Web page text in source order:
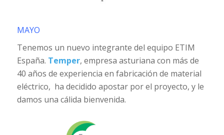
MAYO
Tenemos un nuevo integrante del equipo ETIM
España. Temper, empresa asturiana con más de
40 años de experiencia en fabricación de material
eléctrico, ha decidido apostar por el proyecto, y le
damos una cálida bienvenida.